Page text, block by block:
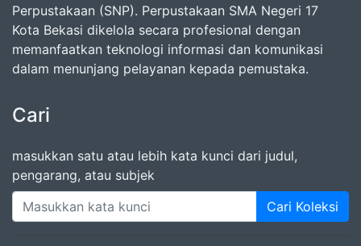
Perpustakaan (SNP). Perpustakaan SMA Negeri 17
Kota Bekasi dikelola secara profesional dengan
memanfaatkan teknologi informasi dan komunikasi
dalam menunjang pelayanan kepada pemustaka.
Cari
masukkan satu atau lebih kata kunci dari judul,
pengarang, atau subjek
Cari Koleksi